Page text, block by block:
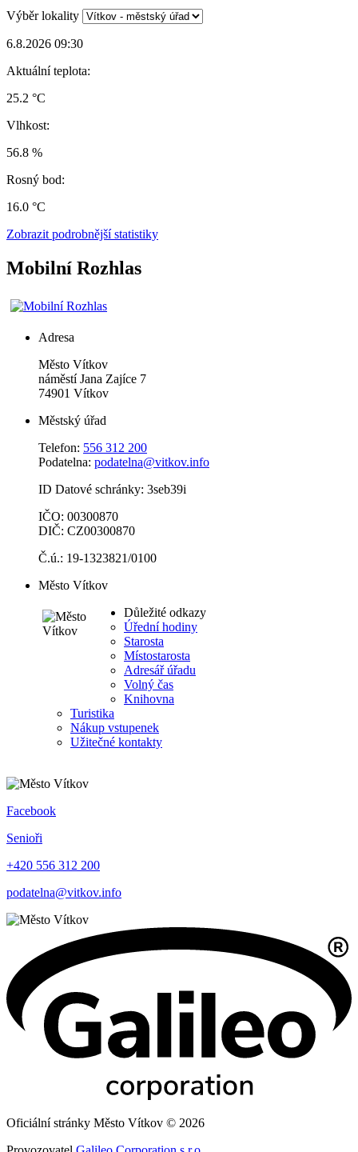
Výběr lokality
6.8.2026 09:30
Aktuální teplota:
25.2 °C
Vlhkost:
56.8 %
Rosný bod:
16.0 °C
Zobrazit podrobnější statistiky
Mobilní Rozhlas
Adresa
Město Vítkov
náměstí Jana Zajíce 7
74901 Vítkov
Městský úřad
Telefon: 556 312 200
Podatelna: podatelna@vitkov.info
ID Datové schránky: 3seb39i
IČO: 00300870
DIČ: CZ00300870
Č.ú.: 19-1323821/0100
Město Vítkov
Důležité odkazy
Úřední hodiny
Starosta
Místostarosta
Adresář úřadu
Volný čas
Knihovna
Turistika
Nákup vstupenek
Užitečné kontakty
Facebook
Senioři
+420 556 312 200
podatelna@vitkov.info
Oficiální stránky Město Vítkov © 2026